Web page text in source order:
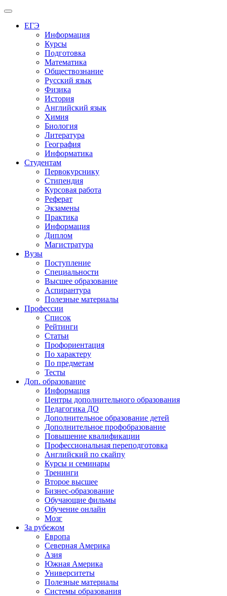
Меню
ЕГЭ
Информация
Курсы
Подготовка
Математика
Обществознание
Русский язык
Физика
История
Английский язык
Химия
Биология
Литература
География
Информатика
Студентам
Первокурснику
Стипендия
Курсовая работа
Реферат
Экзамены
Практика
Информация
Диплом
Магистратура
Вузы
Поступление
Специальности
Высшее образование
Аспирантура
Полезные материалы
Профессии
Список
Рейтинги
Статьи
Профориентация
По характеру
По предметам
Тесты
Доп. образование
Информация
Центры дополнительного образования
Педагогика ДО
Дополнительное образование детей
Дополнительное профобразование
Повышение квалификации
Профессиональная переподготовка
Английский по скайпу
Курсы и семинары
Тренинги
Второе высшее
Бизнес-образование
Обучающие фильмы
Обучение онлайн
Мозг
За рубежом
Европа
Северная Америка
Азия
Южная Америка
Университеты
Полезные материалы
Системы образования